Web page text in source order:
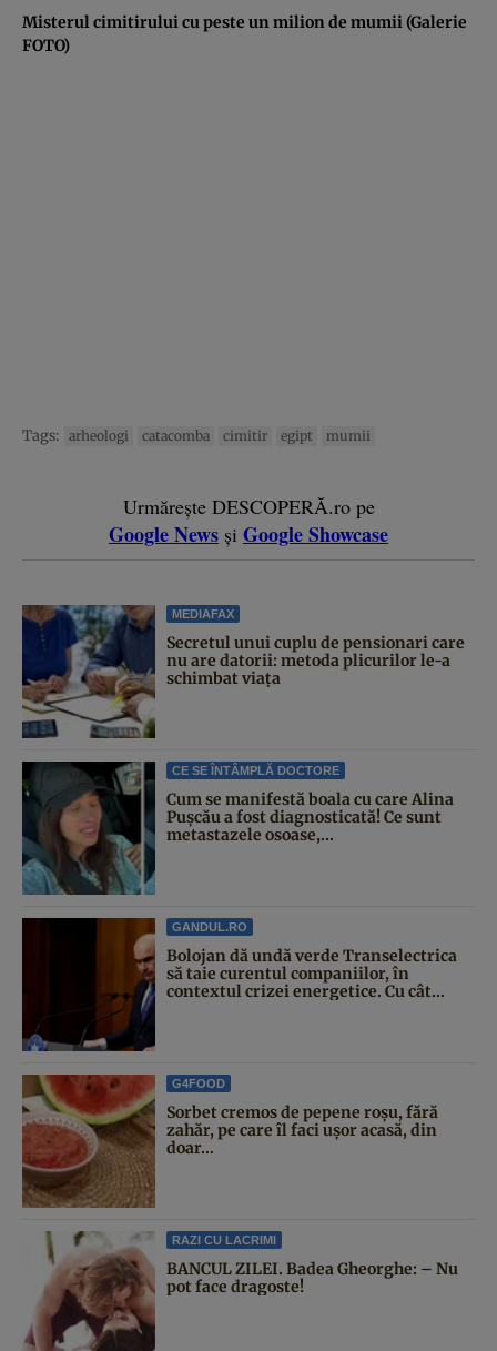
Misterul cimitirului cu peste un milion de mumii (Galerie
FOTO)
Tags: arheologi catacomba cimitir egipt mumii
Urmărește DESCOPERĂ.ro pe
Google News și Google Showcase
MEDIAFAX
Secretul unui cuplu de pensionari care
nu are datorii: metoda plicurilor le-a
schimbat viața
CE SE ÎNTÂMPLĂ DOCTORE
Cum se manifestă boala cu care Alina
Pușcău a fost diagnosticată! Ce sunt
metastazele osoase,...
GANDUL.RO
Bolojan dă undă verde Transelectrica
să taie curentul companiilor, în
contextul crizei energetice. Cu cât...
G4FOOD
Sorbet cremos de pepene roșu, fără
zahăr, pe care îl faci ușor acasă, din
doar...
RAZI CU LACRIMI
BANCUL ZILEI. Badea Gheorghe: – Nu
pot face dragoste!